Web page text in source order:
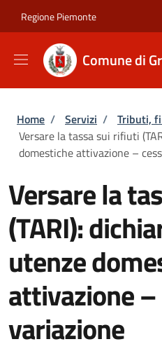
Regione Piemonte
Comune di
Briciole di pane
Home / Servizi / Tributi,
Versare la tassa sui rifiuti
domestiche attivazione –
Versare la
(TARI):
utenze
attivazione
variazione